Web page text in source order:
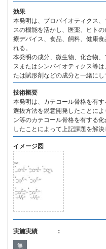
効果
本発明は、プロバイオティクス
スの機能を活かし、医薬、ヒト
療デバイス、食品、飼料、健康
れる。
本発明の成分、微生物、化合物
スまたはシンバイオティクス等
たは賦形剤などの成分と一緒にし
技術概要
本発明は、カテコール骨格を有
選抜方法を鋭意開発したことに
ン等のカテコール骨格を有する
したことによって上記課題を解決
イメージ図
実施実績 ：
無